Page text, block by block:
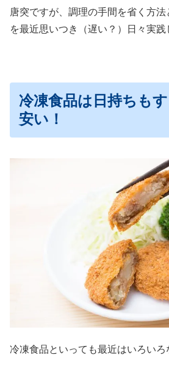
唐突ですが、調理の手間を省く方法
を最近思いつき（遅い？）日々実践
冷凍食品は日持ちも
安い！
冷凍食品といっても最近はいろいろ